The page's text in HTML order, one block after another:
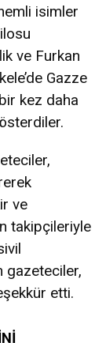
isimler
ve Furkan
Gazze
kez daha
ve
takipçileriyle
gazeteciler,
etti.